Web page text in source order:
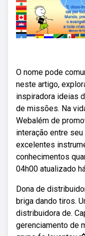
O nome pode
neste artigo,
inspiradora ideias
de missões. Na
Webalém de
interação entre
excelentes
conhecimentos
04h00 atualizado
Dona de
briga dando tiros.
distribuidora de.
gerenciamento de